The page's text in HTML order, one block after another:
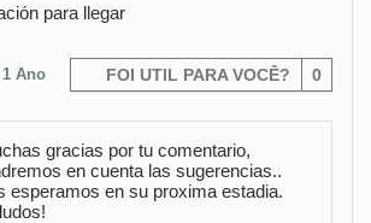
para llegar
FOI UTIL PARA VOCÊ? 0
1 Ano
gracias por tu comentario,
en cuenta las sugerencias..
esperamos en su proxima estadia.